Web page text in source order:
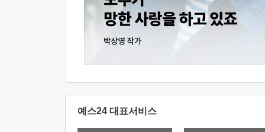
예스24 대표서비스